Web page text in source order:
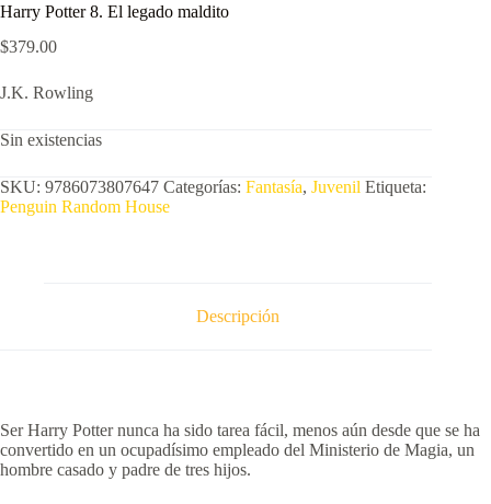
Harry Potter 8. El legado maldito
$379.00
J.K. Rowling
Sin existencias
SKU: 9786073807647 Categorías: Fantasía, Juvenil Etiqueta:
Penguin Random House
Descripción
Ser Harry Potter nunca ha sido tarea fácil, menos aún desde que se ha
convertido en un ocupadísimo empleado del Ministerio de Magia, un
hombre casado y padre de tres hijos.